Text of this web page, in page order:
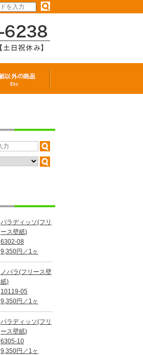
パラディッソ(フリ
ース壁紙)
6302-08
9,350円／1ヶ
ノバラ(フリース壁
紙)
10119-05
9,350円／1ヶ
パラディッソ(フリ
ース壁紙)
6305-10
9,350円／1ヶ